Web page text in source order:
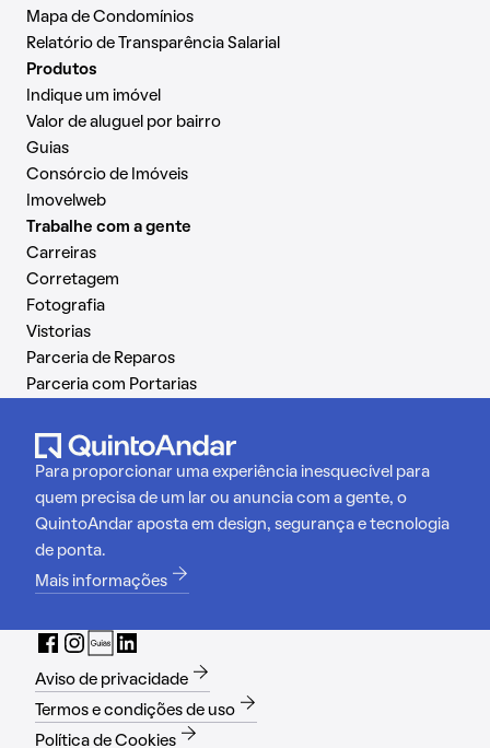
Mapa de Condomínios
Relatório de Transparência Salarial
Produtos
Indique um imóvel
Valor de aluguel por bairro
Guias
Consórcio de Imóveis
Imovelweb
Trabalhe com a gente
Carreiras
Corretagem
Fotografia
Vistorias
Parceria de Reparos
Parceria com Portarias
Para proporcionar uma experiência inesquecível para
quem precisa de um lar ou anuncia com a gente, o
QuintoAndar aposta em design, segurança e tecnologia
de ponta.
Mais informações
Aviso de privacidade
Termos e condições de uso
Política de Cookies